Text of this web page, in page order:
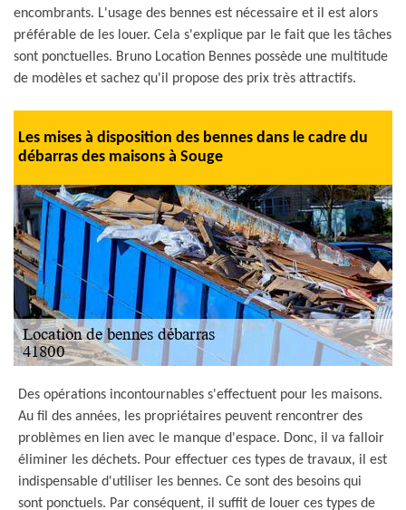
encombrants. L'usage des bennes est nécessaire et il est alors
préférable de les louer. Cela s'explique par le fait que les tâches
sont ponctuelles. Bruno Location Bennes possède une multitude
de modèles et sachez qu'il propose des prix très attractifs.
Les mises à disposition des bennes dans le cadre du
débarras des maisons à Souge
Des opérations incontournables s'effectuent pour les maisons.
Au fil des années, les propriétaires peuvent rencontrer des
problèmes en lien avec le manque d'espace. Donc, il va falloir
éliminer les déchets. Pour effectuer ces types de travaux, il est
indispensable d'utiliser les bennes. Ce sont des besoins qui
sont ponctuels. Par conséquent, il suffit de louer ces types de